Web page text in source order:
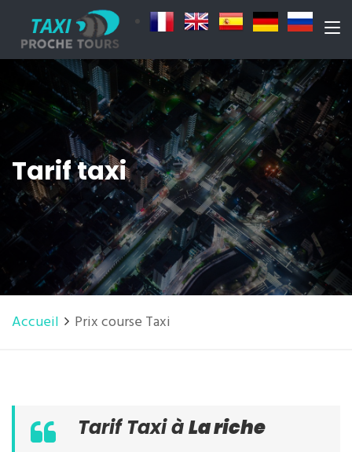
Tarif taxi
Accueil Prix course Taxi
Tarif Taxi àLa riche